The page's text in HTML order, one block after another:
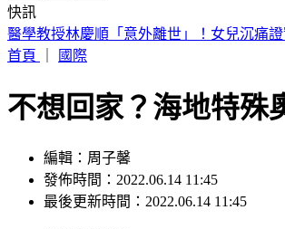
快訊
《夏日活動》花蓮FUN暑假 即將成真火舞秀
首頁
國際
不想回家？海地特殊
編輯：周子馨
發佈時間：2022.06.14 11:45
最後更新時間：2022.06.14 11:45